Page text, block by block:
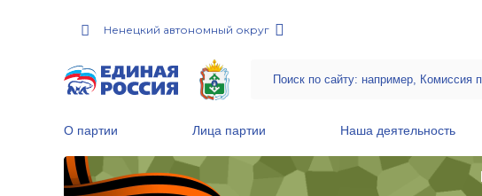
Ненецкий автономный округ
О партии Лица партии Наша деятельность